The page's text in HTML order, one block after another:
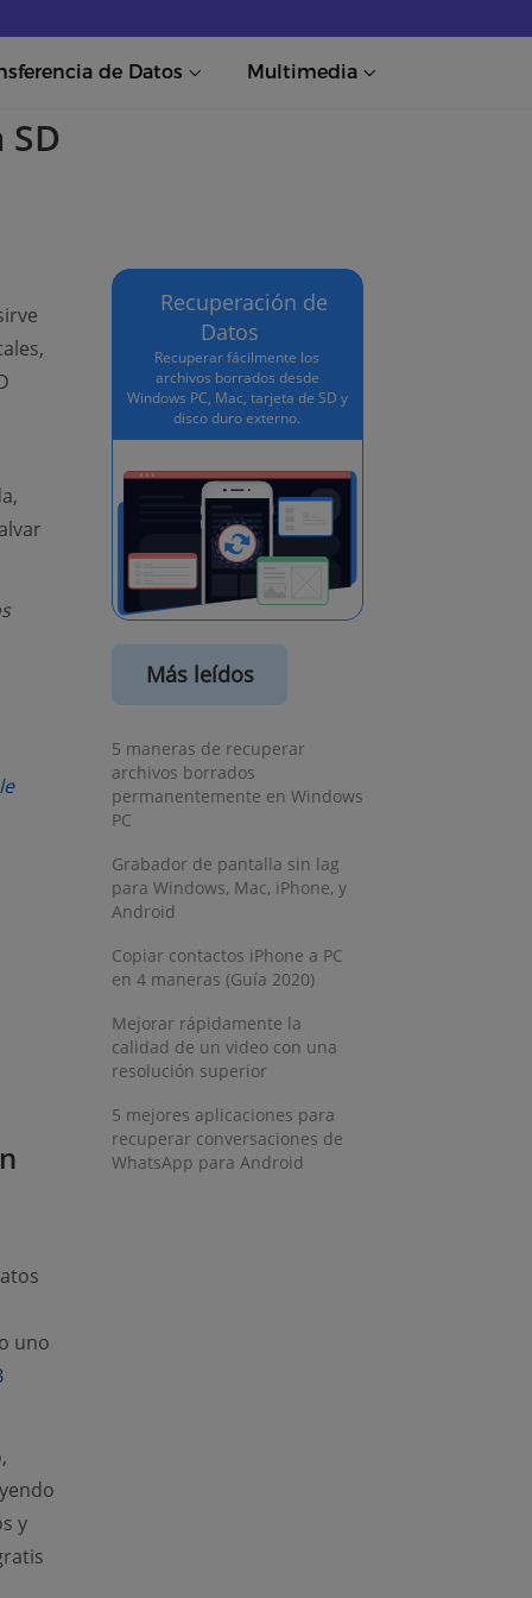
de Datos Multimedia
(opens new window)
new window)
uno
y
Recuperación de
Datos
Recuperar fácilmente los
archivos borrados desde
Windows PC, Mac, tarjeta de SD y
disco duro externo.
Más leídos
5 maneras de recuperar
archivos borrados
permanentemente en Windows
PC
Grabador de pantalla sin lag
para Windows, Mac, iPhone, y
Android
Copiar contactos iPhone a PC
en 4 maneras (Guía 2020)
Mejorar rápidamente la
calidad de un video con una
resolución superior
5 mejores aplicaciones para
recuperar conversaciones de
WhatsApp para Android